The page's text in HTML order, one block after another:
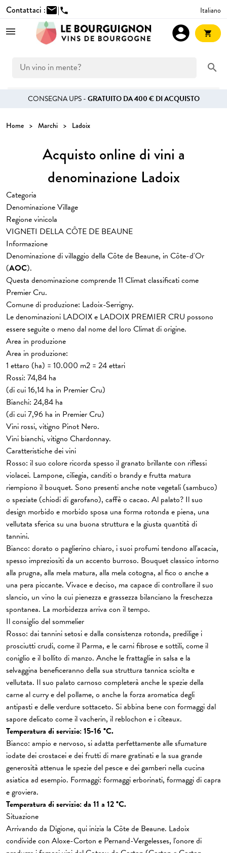
Contattaci :mail|phone Italiano
search
account_circle shopping_cart
CONSEGNA UPS -GRATUITO DA 400 € DI ACQUISTO
Home Marchi Ladoix
Acquisto online di vini a
denominazione Ladoix
Categoria
Denominazione Village
Regione vinicola
VIGNETI DELLA CÔTE DE BEAUNE
Informazione
Denominazione di villaggio della Côte de Beaune, in Côte-d'Or
(AOC).
Questa denominazione comprende 11 Climat classificati come
Premier Cru.
Comune di produzione: Ladoix-Serrigny.
Le denominazioni LADOIX e LADOIX PREMIER CRU possono
essere seguite o meno dal nome del loro Climat di origine.
Area in produzione
Area in produzione:
1 ettaro (ha) = 10.000 m2 = 24 ettari
Rossi: 74,84 ha
(di cui 16,14 ha in Premier Cru)
Bianchi: 24,84 ha
(di cui 7,96 ha in Premier Cru)
Vini rossi, vitigno Pinot Nero.
Vini bianchi, vitigno Chardonnay.
Caratteristiche dei vini
Rosso: il suo colore ricorda spesso il granato brillante con riflessi
violacei. Lampone, ciliegia, canditi o brandy e frutta matura
riempiono il bouquet. Sono presenti anche note vegetali (sambuco)
o speziate (chiodi di garofano), caffè o cacao. Al palato? Il suo
design morbido e morbido sposa una forma rotonda e piena, una
vellutata sferica su una buona struttura e la giusta quantità di
tannini.
Bianco: dorato o paglierino chiaro, i suoi profumi tendono all'acacia,
spesso impreziositi da un accento burroso. Bouquet classico intorno
alla prugna, alla mela matura, alla mela cotogna, al fico o anche a
una pera piccante. Vivace e deciso, ma capace di controllare il suo
slancio, un vino la cui pienezza e grassezza bilanciano la freschezza
spontanea. La morbidezza arriva con il tempo.
Il consiglio del sommelier
Rosso: dai tannini setosi e dalla consistenza rotonda, predilige i
prosciutti crudi, come il Parma, e le carni fibrose e sottili, come il
coniglio e il bollito di manzo. Anche le frattaglie in salsa e la
selvaggina beneficeranno della sua struttura tannica sciolta e
vellutata. Il suo palato carnoso completerà anche le spezie della
carne al curry e del pollame, o anche la forza aromatica degli
antipasti e delle verdure sottaceto. Si abbina bene con formaggi dal
sapore delicato come il vacherin, il reblochon e i cîteaux.
Temperatura di servizio: 15-16 °C.
Bianco: ampio e nervoso, si adatta perfettamente alle sfumature
iodate dei crostacei e dei frutti di mare gratinati e la sua grande
generosità attenua le spezie del pesce e dei gamberi nella cucina
asiatica ad esempio. Formaggi: formaggi erborinati, formaggi di capra
e groviera.
Temperatura di servizio: da 11 a 12 °C.
Situazione
Arrivando da Digione, qui inizia la Côte de Beaune. Ladoix
condivide con Aloxe-Corton e Pernand-Vergelesses, l'onore di